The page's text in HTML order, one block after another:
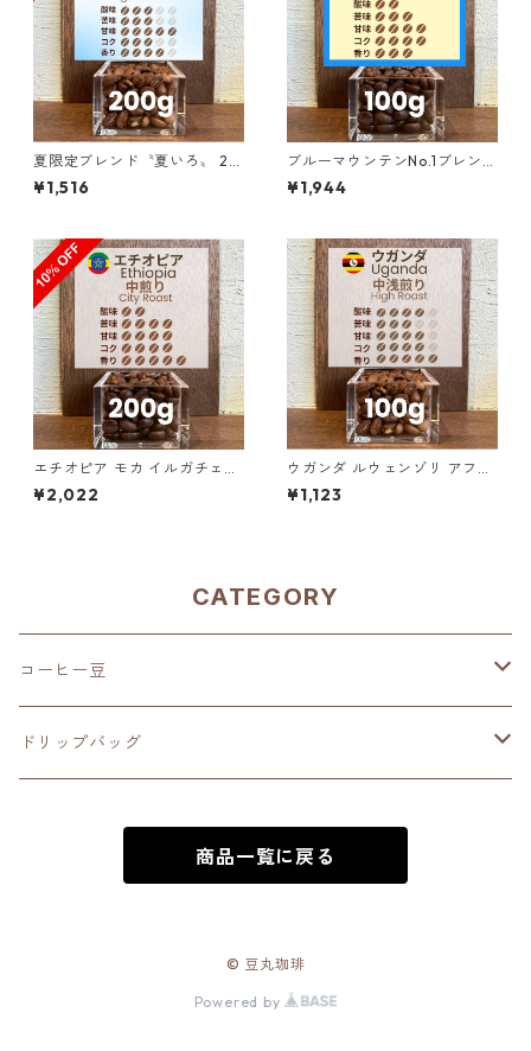
夏限定ブレンド〝夏いろ〟 20
0g（100g単価の10％OFF）
¥1,516
ブルーマウンテンNo.1ブレンド
100g
¥1,944
エチオピア モカ イルガチェフ
ェ G1 チェルチェレ ナチュラ
ル 200g（100g単価の10%O
¥2,022
ウガンダ ルウェンゾリ アフリ
カン・ムーン “ドンキー” ナチ
ュラル 100g
¥1,123
CATEGORY
コーヒー豆
深煎り（French Roast）
中煎り（City Roast）
ドリップバッグ
中深煎り（Full City Roast）
商品一覧に戻る
© 豆丸珈琲
Powered by